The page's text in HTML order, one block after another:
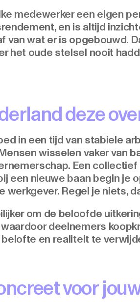
medewerker een eigen
en is altijd
van wat er is opgebouwd.
het oude stelsel nooit
deze
in een tijd van stabiele
wisselen vaker van
Een
een nieuwe baan begin je
werkgever. Regel je niets,
om de beloofde
deelnemers
en realiteit te
voor